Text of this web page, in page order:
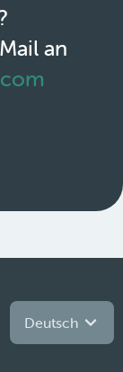
an
Deutsch